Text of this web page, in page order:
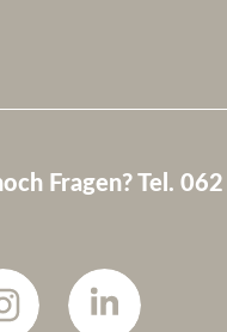
Fragen? Tel. 062